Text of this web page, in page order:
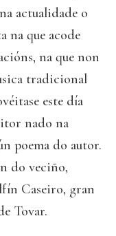
actualidade o
na que acode
na que non
tradicional
este día
nado na
poema do autor.
do veciño,
Caseiro, gran
Tovar.